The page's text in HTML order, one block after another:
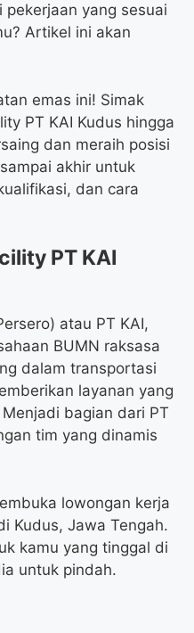
yang sesuai
Artikel ini akan
emas ini! Simak
PT KAI Kudus hingga
dan meraih posisi
akhir untuk
dan cara
PT KAI
atau PT KAI,
BUMN raksasa
dalam transportasi
layanan yang
bagian dari PT
tim yang dinamis
lowongan kerja
Kudus, Jawa Tengah.
kamu yang tinggal di
untuk pindah.